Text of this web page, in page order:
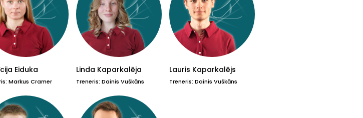
Eiduka
Markus Cramer
Linda Kaparkalēja
Treneris: Dainis Vuškāns
Lauris Kaparkalējs
Treneris: Dainis Vuškāns